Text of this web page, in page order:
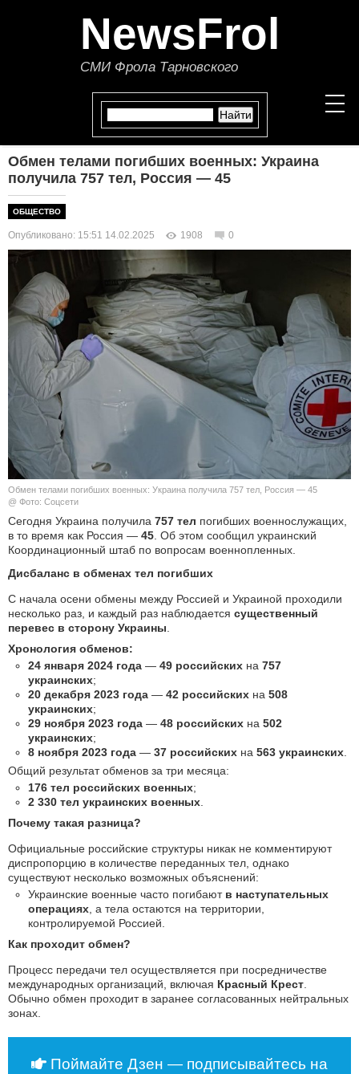
NewsFrol
СМИ Фрола Тарновского
НОВОСТИ
ПОЛИТИКА
ЭКОНОМИКА
В МИРЕ
ОБЩЕСТВО
КУЛЬТУРА
СПОРТ
АВТО И МОТО
ЭГОИЗМ
БЛОГ
Обмен телами погибших военных: Украина
получила 757 тел, Россия — 45
ОБЩЕСТВО
Опубликовано: 15:51 14.02.2025 1908 0
Обмен телами погибших военных: Украина получила 757 тел, Россия — 45
@ Фото: Соцсети
Сегодня Украина получила 757 тел погибших военнослужащих,
в то время как Россия — 45. Об этом сообщил украинский
Координационный штаб по вопросам военнопленных.
Дисбаланс в обменах тел погибших
С начала осени обмены между Россией и Украиной проходили
несколько раз, и каждый раз наблюдается существенный
перевес в сторону Украины.
Хронология обменов:
24 января 2024 года — 49 российских на 757
украинских;
20 декабря 2023 года — 42 российских на 508
украинских;
29 ноября 2023 года — 48 российских на 502
украинских;
8 ноября 2023 года — 37 российских на 563 украинских.
Общий результат обменов за три месяца:
176 тел российских военных;
2 330 тел украинских военных.
Почему такая разница?
Официальные российские структуры никак не комментируют
диспропорцию в количестве переданных тел, однако
существуют несколько возможных объяснений:
Украинские военные часто погибают в наступательных
операциях, а тела остаются на территории,
контролируемой Россией.
Как проходит обмен?
Процесс передачи тел осуществляется при посредничестве
международных организаций, включая Красный Крест.
Обычно обмен проходит в заранее согласованных нейтральных
зонах.
Поймайте Дзен — подписывайтесь на